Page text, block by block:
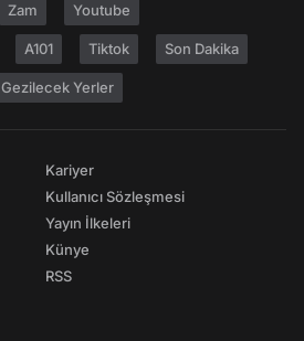
Zam Youtube
A101 Tiktok Son Dakika
Gezilecek Yerler
Kariyer
Kullanıcı Sözleşmesi
Yayın İlkeleri
Künye
RSS